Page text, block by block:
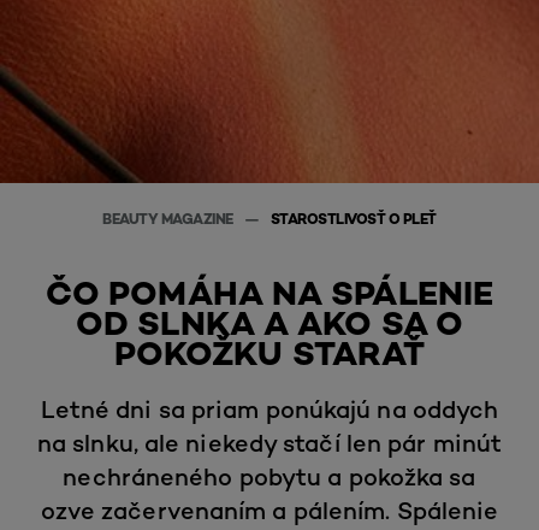
BEAUTY MAGAZINE STAROSTLIVOSŤ O PLEŤ
ČO POMÁHA NA SPÁLENIE
OD SLNKA A AKO SA O
POKOŽKU STARAŤ
Letné dni sa priam ponúkajú na oddych
na slnku, ale niekedy stačí len pár minút
nechráneného pobytu a pokožka sa
ozve začervenaním a pálením. Spálenie